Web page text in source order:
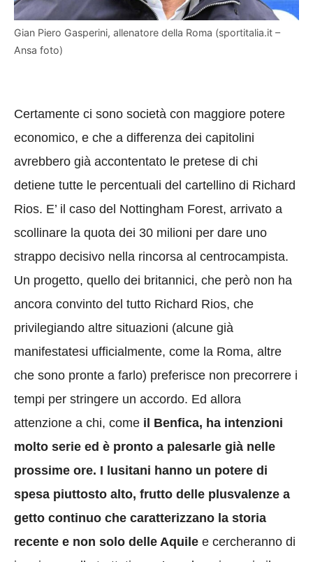
Gian Piero Gasperini, allenatore della Roma (sportitalia.it –
Ansa foto)
Certamente ci sono società con maggiore potere
economico, e che a differenza dei capitolini
avrebbero già accontentato le pretese di chi
detiene tutte le percentuali del cartellino di Richard
Rios. E’ il caso del Nottingham Forest, arrivato a
scollinare la quota dei 30 milioni per dare uno
strappo decisivo nella rincorsa al centrocampista.
Un progetto, quello dei britannici, che però non ha
ancora convinto del tutto Richard Rios, che
privilegiando altre situazioni (alcune già
manifestatesi ufficialmente, come la Roma, altre
che sono pronte a farlo) preferisce non precorrere i
tempi per stringere un accordo. Ed allora
attenzione a chi, come il Benfica, ha intenzioni
molto serie ed è pronto a palesarle già nelle
prossime ore. I lusitani hanno un potere di
spesa piuttosto alto, frutto delle plusvalenze a
getto continuo che caratterizzano la storia
recente e non solo delle Aquile e cercheranno di